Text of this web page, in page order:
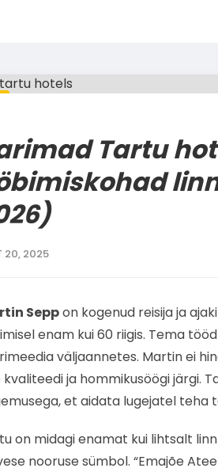
Tartu
20, 2025
Seppon kogenud reisija ja
enam kui 60 riigis. Tema
väljaannetes. Martin ei
kvaliteedi ja hommikusöögi järgi.
et aidata lugejatel teha
on midagi enamat kui lihtsalt
nooruse sümbol. “Emajõe